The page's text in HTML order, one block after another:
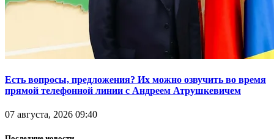
Есть вопросы, предложения? Их можно озвучить во время
прямой телефонной линии с Андреем Атрушкевичем
07 августа, 2026 09:40